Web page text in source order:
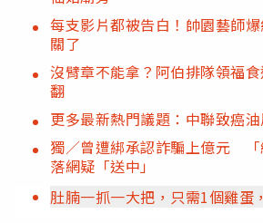
每支影片都被告白！帥園藝師
關了
沒臂章不能拿？阿伯排隊領福
翻
更多最新熱門議題：中聯致癌
獨／曾遭綁承認詐騙上億元 「
落網疑「送中」
肚腩一抓一大把，只需1個雞蛋